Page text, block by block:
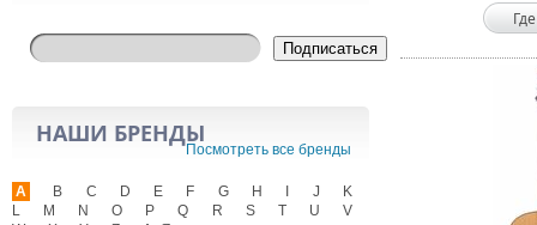
Подписаться
НАШИ БРЕНДЫ
Посмотреть все бренды
A B C D E F G H J
K
L
M N O P Q R S T U
V